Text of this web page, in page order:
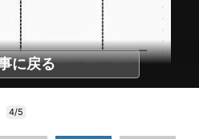
に戻る
4/5